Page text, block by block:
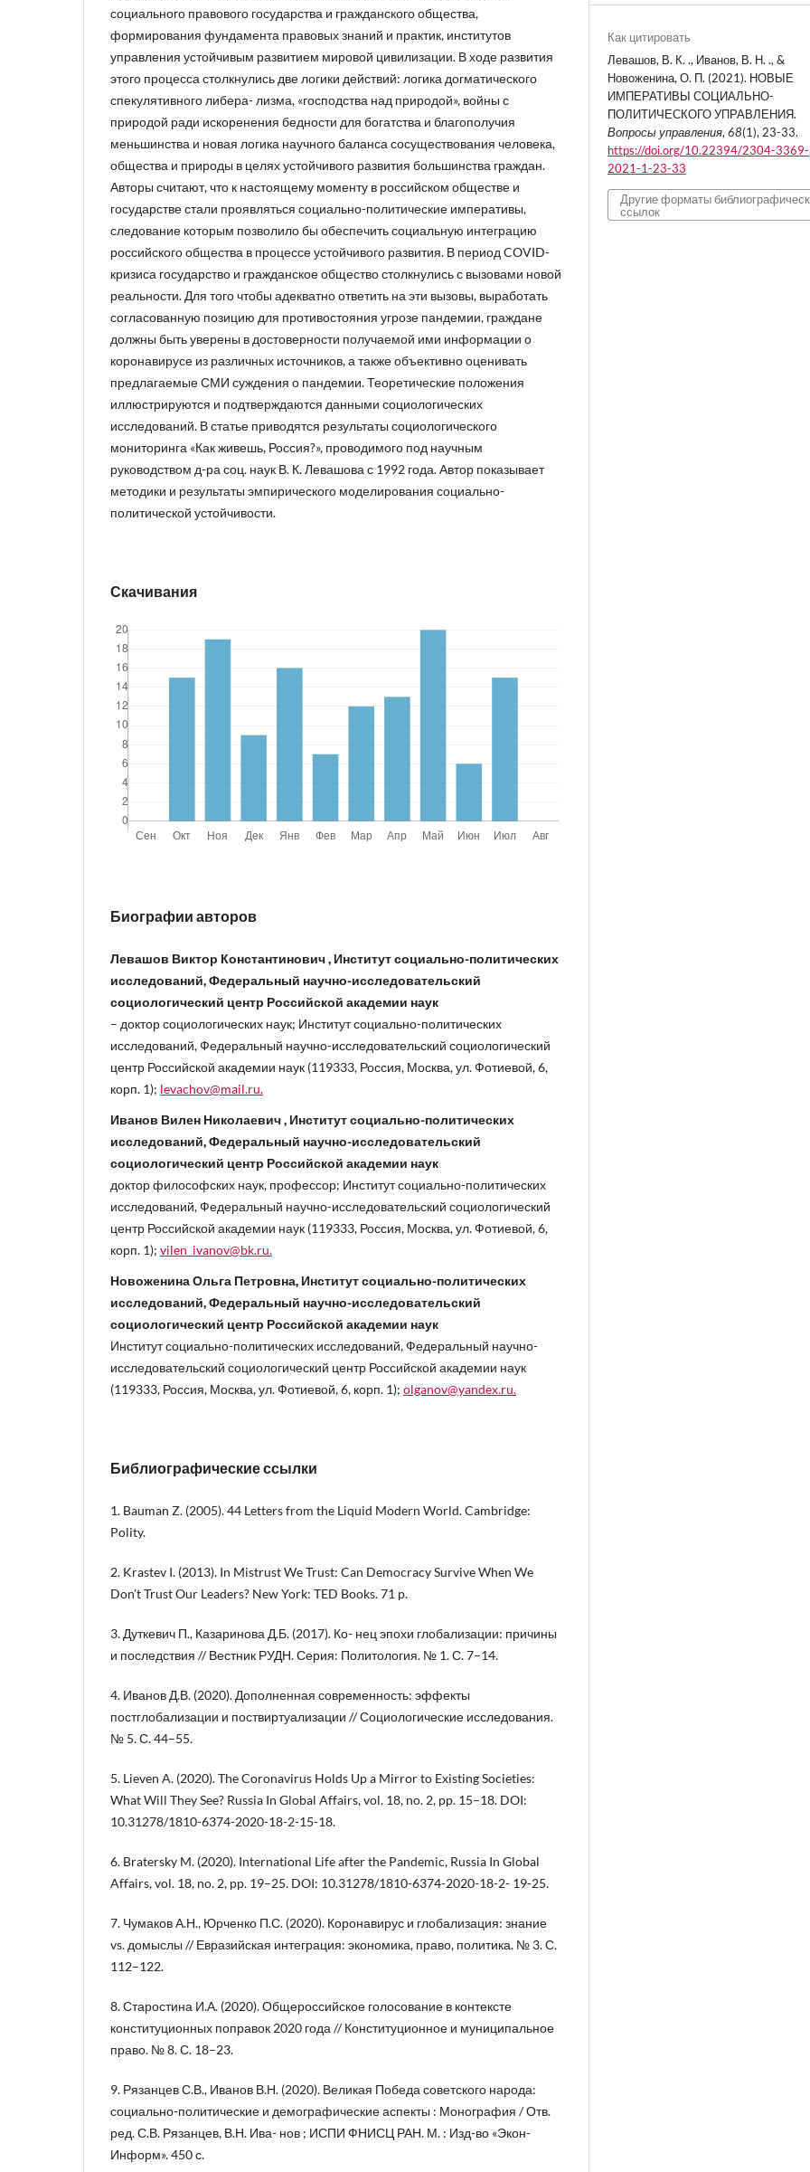
социального правового государства и гражданского общества,
формирования фундамента правовых знаний и практик, институтов
управления устойчивым развитием мировой цивилизации. В ходе развития
этого процесса столкнулись две логики действий: логика догматического
спекулятивного либера- лизма, «господства над природой», войны с
природой ради искоренения бедности для богатства и благополучия
меньшинства и новая логика научного баланса сосуществования человека,
общества и природы в целях устойчивого развития большинства граждан.
Авторы считают, что к настоящему моменту в российском обществе и
государстве стали проявляться социально-политические императивы,
следование которым позволило бы обеспечить социальную интеграцию
российского общества в процессе устойчивого развития. В период COVID-
кризиса государство и гражданское общество столкнулись с вызовами новой
реальности. Для того чтобы адекватно ответить на эти вызовы, выработать
согласованную позицию для противостояния угрозе пандемии, граждане
должны быть уверены в достоверности получаемой ими информации о
коронавирусе из различных источников, а также объективно оценивать
предлагаемые СМИ суждения о пандемии. Теоретические положения
иллюстрируются и подтверждаются данными социологических
исследований. В статье приводятся результаты социологического
мониторинга «Как живешь, Россия?», проводимого под научным
руководством д-ра соц. наук В. К. Левашова с 1992 года. Автор показывает
методики и результаты эмпирического моделирования социально-
политической устойчивости.
Скачивания
Биографии авторов
Левашов Виктор Константинович , Институт социально-политических
исследований, Федеральный научно-исследовательский
социологический центр Российской академии наук
– доктор социологических наук; Институт социально-политических
исследований, Федеральный научно-исследовательский социологический
центр Российской академии наук (119333, Россия, Москва, ул. Фотиевой, 6,
корп. 1); levachov@mail.ru.
Иванов Вилен Николаевич , Институт социально-политических
исследований, Федеральный научно-исследовательский
социологический центр Российской академии наук
доктор философских наук, профессор; Институт социально-политических
исследований, Федеральный научно-исследовательский социологический
центр Российской академии наук (119333, Россия, Москва, ул. Фотиевой, 6,
корп. 1); vilen_ivanov@bk.ru.
Новоженина Ольга Петровна, Институт социально-политических
исследований, Федеральный научно-исследовательский
социологический центр Российской академии наук
Институт социально-политических исследований, Федеральный научно-
исследовательский социологический центр Российской академии наук
(119333, Россия, Москва, ул. Фотиевой, 6, корп. 1); olganov@yandex.ru.
Библиографические ссылки
1. Bauman Z. (2005). 44 Letters from the Liquid Modern World. Cambridge:
Polity.
2. Krastev I. (2013). In Mistrust We Trust: Can Democracy Survive When We
Don’t Trust Our Leaders? New York: TED Books. 71 p.
3. Дуткевич П., Казаринова Д.Б. (2017). Ко- нец эпохи глобализации: причины
и последствия // Вестник РУДН. Серия: Политология. № 1. С. 7–14.
4. Иванов Д.В. (2020). Дополненная современность: эффекты
постглобализации и поствиртуализации // Социологические исследования.
№ 5. С. 44–55.
5. Lieven A. (2020). The Coronavirus Holds Up a Mirror to Existing Societies:
What Will They See? Russia In Global Affairs, vol. 18, no. 2, pp. 15–18. DOI:
10.31278/1810-6374-2020-18-2-15-18.
6. Bratersky M. (2020). International Life after the Pandemic, Russia In Global
Affairs, vol. 18, no. 2, pp. 19–25. DOI: 10.31278/1810-6374-2020-18-2- 19-25.
7. Чумаков А.Н., Юрченко П.С. (2020). Коронавирус и глобализация: знание
vs. домыслы // Евразийская интеграция: экономика, право, политика. № 3. С.
112–122.
8. Старостина И.А. (2020). Общероссийское голосование в контексте
конституционных поправок 2020 года // Конституционное и муниципальное
право. № 8. С. 18–23.
9. Рязанцев С.В., Иванов В.Н. (2020). Великая Победа советского народа:
социально-политические и демографические аспекты : Монография / Отв.
ред. С.В. Рязанцев, В.Н. Ива- нов ; ИСПИ ФНИСЦ РАН. М. : Изд-во «Экон-
Информ». 450 с.
Как цитировать
Левашов, В. К. ., Иванов, В. Н. ., &
Новоженина, О. П. (2021). НОВЫЕ
ИМПЕРАТИВЫ СОЦИАЛЬНО-
ПОЛИТИЧЕСКОГО УПРАВЛЕНИЯ.
Вопросы управления,68(1), 23-33.
https://doi.org/10.22394/2304-3369-
2021-1-23-33
Другие форматы
ссылок